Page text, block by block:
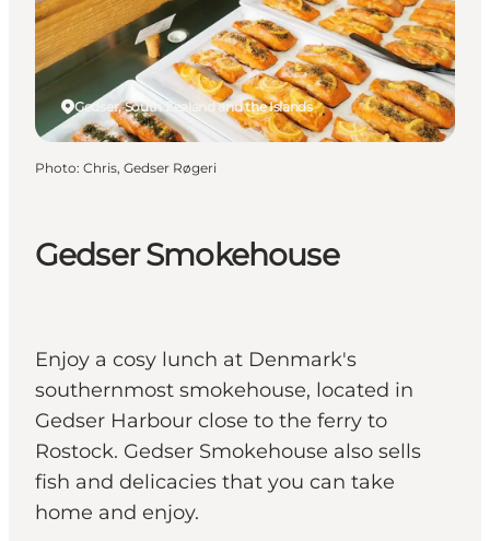
Planifiez votre voyage
Gedser Smokehouse
Enjoy a cosy lunch at Denmark's
southernmost smokehouse, located in
Gedser Harbour close to the ferry to
Rostock. Gedser Smokehouse also sells
fish and delicacies that you can take
home and enjoy.
Gedser, South Zealand and the Islands
Photo: Chris, Gedser Røgeri